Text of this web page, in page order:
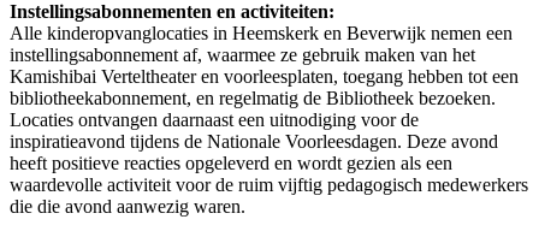
Instellingsabonnementen en activiteiten:
Alle kinderopvanglocaties in Heemskerk en Beverwijk nemen een
instellingsabonnement af, waarmee ze gebruik maken van het
Kamishibai Verteltheater en voorleesplaten, toegang hebben tot een
bibliotheekabonnement, en regelmatig de Bibliotheek bezoeken.
Locaties ontvangen daarnaast een uitnodiging voor de
inspiratieavond tijdens de Nationale Voorleesdagen. Deze avond
heeft positieve reacties opgeleverd en wordt gezien als een
waardevolle activiteit voor de ruim vijftig pedagogisch medewerkers
die die avond aanwezig waren.